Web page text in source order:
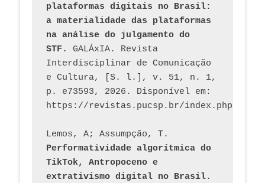
plataformas digitais no Brasil:
a materialidade das plataformas
na análise do julgamento do
STF.
GALÁxIA. Revista
Interdisciplinar de Comunicação
e Cultura, [S. l.], v. 51, n. 1,
p. e73593, 2026. Disponível em:
Performatividade algorítmica do
TikTok, Antropoceno e
extrativismo digital no Brasil.